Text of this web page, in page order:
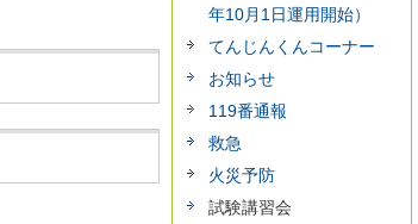
年10月1日運用開始）
てんじんくんコーナー
お知らせ
119番通報
救急
火災予防
試験講習会